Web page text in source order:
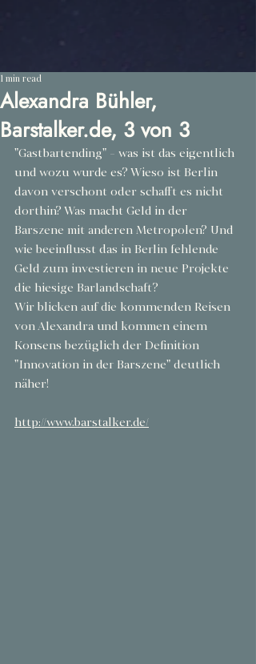
Alexandra Bühler,
Barstalker.de, 3 von 3
1 min read
"Gastbartending" - was ist das eigentlich
und wozu wurde es? Wieso ist Berlin
davon verschont oder schafft es nicht
dorthin? Was macht Geld in der
Barszene mit anderen Metropolen? Und
wie beeinflusst das in Berlin fehlende
Geld zum investieren in neue Projekte
die hiesige Barlandschaft?
Wir blicken auf die kommenden Reisen
von Alexandra und kommen einem
Konsens bezüglich der Definition
"Innovation in der Barszene" deutlich
näher!
http://www.barstalker.de/